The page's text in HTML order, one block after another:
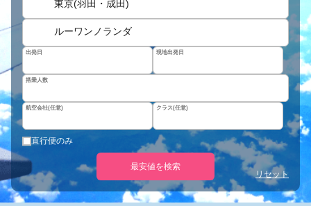
東京(羽田・成田)
ルーワンノランダ
出発日 現地出発日
搭乗人数
航空会社(任意) クラス(任意)
直行便のみ
最安値を検索
リセット